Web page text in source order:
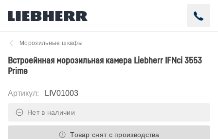
Морозильные шкафы
Встроейнная морозильная камера Liebherr IFNci 3553
Prime
Артикул: LIV01003
Нет в наличии
Товар снят с производства